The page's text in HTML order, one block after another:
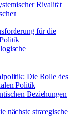
Rivalität
für die
Die Rolle des
Politik
Beziehungen
nächste strategische